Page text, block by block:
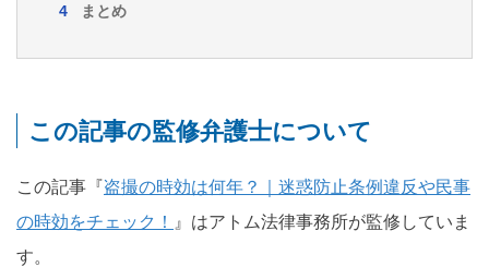
まとめ
この記事の監修弁護士について
この記事『盗撮の時効は何年？｜迷惑防止条例違反や民事
の時効をチェック！
』はアトム法律事務所が監修していま
す。